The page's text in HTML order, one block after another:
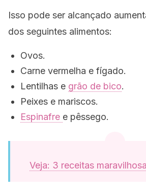
Isso pode ser alcançado
dos seguintes alimentos:
Ovos.
Carne vermelha e fígado.
Lentilhas e grão de bico.
Peixes e mariscos.
Espinafre e pêssego.
Veja: 3 receitas